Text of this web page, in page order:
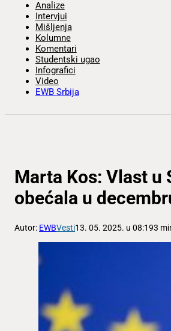
Analize
Intervjui
Mišljenja
Kolumne
Komentari
Studentski ugao
Infografici
Video
EWB Srbija
Marta Kos: Vlast
obećala u
Autor: EWBVesti13. 05. 2025. u 08:193